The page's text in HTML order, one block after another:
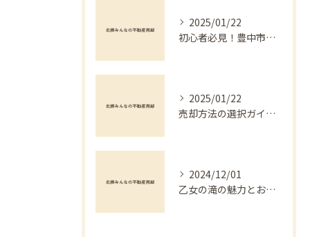
2025/01/22
初心者必見！豊中市でのマンション不動産売却を成功させる方法
2025/01/22
売却方法の選択ガイド：不動産買取と仲介の違い
2024/12/01
乙女の滝の魅力とおすすめ